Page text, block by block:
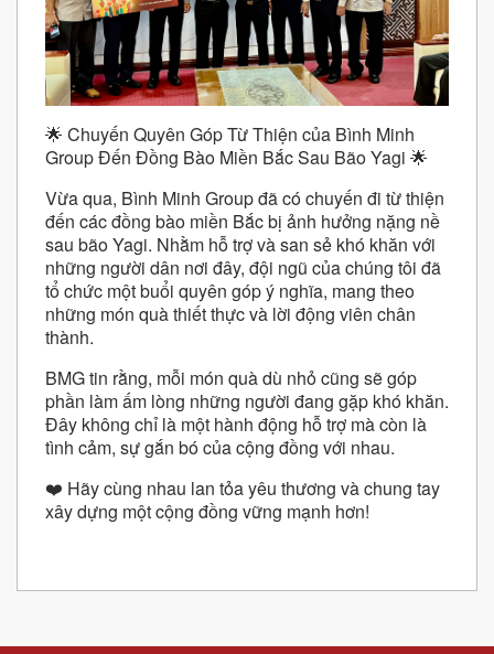
🌟 Chuyến Quyên Góp Từ Thiện của Bình Minh
Group Đến Đồng Bào Miền Bắc Sau Bão Yagi 🌟
Vừa qua, Bình Minh Group đã có chuyến đi từ thiện
đến các đồng bào miền Bắc bị ảnh hưởng nặng nề
sau bão Yagi. Nhằm hỗ trợ và san sẻ khó khăn với
những người dân nơi đây, đội ngũ của chúng tôi đã
tổ chức một buổi quyên góp ý nghĩa, mang theo
những món quà thiết thực và lời động viên chân
thành.
BMG tin rằng, mỗi món quà dù nhỏ cũng sẽ góp
phần làm ấm lòng những người đang gặp khó khăn.
Đây không chỉ là một hành động hỗ trợ mà còn là
tình cảm, sự gắn bó của cộng đồng với nhau.
❤️ Hãy cùng nhau lan tỏa yêu thương và chung tay
xây dựng một cộng đồng vững mạnh hơn!